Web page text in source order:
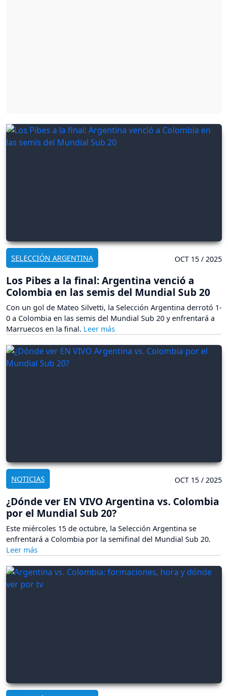
SELECCIÓN ARGENTINA OCT 15 / 2025
Los Pibes a la final: Argentina venció a
Colombia en las semis del Mundial Sub 20
Con un gol de Mateo Silvetti, la Selección Argentina derrotó 1-
0 a Colombia en las semis del Mundial Sub 20 y enfrentará a
Marruecos en la final.
NOTICIAS OCT 15 / 2025
¿Dónde ver EN VIVO Argentina vs. Colombia
por el Mundial Sub 20?
Este miércoles 15 de octubre, la Selección Argentina se
enfrentará a Colombia por la semifinal del Mundial Sub 20.